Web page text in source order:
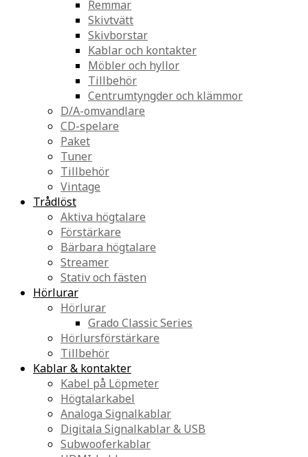
Remmar
Skivtvätt
Skivborstar
Kablar och kontakter
Möbler och hyllor
Tillbehör
Centrumtyngder och klämmor
D/A-omvandlare
CD-spelare
Paket
Tuner
Tillbehör
Vintage
Trådlöst
Aktiva högtalare
Förstärkare
Bärbara högtalare
Streamer
Stativ och fästen
Hörlurar
Hörlurar
Grado Classic Series
Hörlursförstärkare
Tillbehör
Kablar & kontakter
Kabel på Löpmeter
Högtalarkabel
Analoga Signalkablar
Digitala Signalkablar & USB
Subwooferkablar